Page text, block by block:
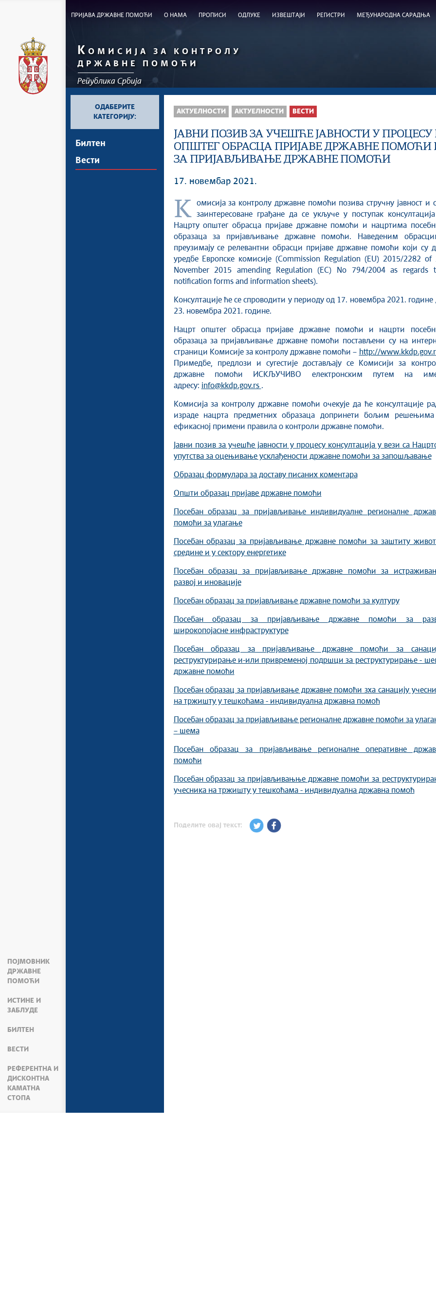
ПОЈМОВНИК
ДРЖАВНЕ
ПОМОЋИ
ИСТИНЕ И
ЗАБЛУДЕ
БИЛТЕН
ВЕСТИ
РЕФЕРЕНТНА И
ДИСКОНТНА
КАМАТНА
СТОПА
ПРИЈАВА ДРЖАВНЕ ПОМОЋИ О НАМА ПРОПИСИ ОДЛУКЕ ИЗВЕШТАЈИ РЕГИСТРИ МЕЂУНАРОДНА САРАДЊА
К ОМИСИЈА ЗА КОНТРОЛУ
ДРЖАВНЕ ПОМОЋИ
Република Србија
ОДАБЕРИТЕ
КАТЕГОРИЈУ:
Билтен
Вести
АКТУЕЛНОСТИ AКТУЕЛНОСТИ ВЕСТИ
ЈАВНИ ПОЗИВ ЗА УЧЕШЋЕ ЈАВНОСТИ У
ОПШТЕГ ОБРАСЦА ПРИЈАВЕ ДРЖАВНЕ
ЗА ПРИЈАВЉИВАЊЕ ДРЖАВНЕ ПОМОЋИ
17. новембар 2021.
Комисија за контролу државне помоћи позива стручну јавност и све
заинтересоване грађане да се укључе у поступак
Нацрту општег обрасца пријаве државне помоћи и нацртима
образаца за пријављивање државне помоћи. Наведеним
преузимају се релевантни обрасци пријаве државне помоћи који су
уредбе Европске комисије (Commission Regulation (EU) 2015/2282 of
November 2015 amending Regulation (EC) No 794/2004 as regards
notification forms and information sheets).
Консултације ће се спроводити у периоду од 17. новембра 2021. године
23. новембра 2021. године.
Нацрт општег обрасца пријаве државне помоћи и нацрти
образаца за пријављивање државне помоћи постављени су на
страници Комисије за контролу државне помоћи – http://
Примедбе, предлози и сугестије достављају се Комисији за
државне помоћи ИСКЉУЧИВО електронским путем на
адресу: info@kkdp.gov.rs .
Комисија за контролу државне помоћи очекује да ће консултације
израде нацрта предметних образаца допринети бољим
ефикасној примени правила о контроли државне помоћи.
Јавни позив за учешће јавности у процесу консултација у вези са
упутства за оцењивање усклађености државне помоћи за запошљавање
Образац формулара за доставу писаних коментара
Општи образац пријаве државне помоћи
Посебан образац за пријављивање индивидуалне регионалне
помоћи за улагање
Посебан образац за пријављивање државне помоћи за заштиту
средине и у сектору енергетике
Посебан образац за пријављивање државне помоћи за
развој и иновације
Посебан образац за пријављивање државне помоћи за културу
Посебан образац за пријављивање државне помоћи за
широкопојасне инфраструктуре
Посебан образац за пријављивање државне помоћи за
реструктурирање и-или привременој подршци за реструктурирање -
државне помоћи
Посебан образац за пријављивање државне помоћи зха санацију
на тржишту у тешкоћама - индивидуална државна помоћ
Посебан образац за пријављивање регионалне државне помоћи за
– шема
Посебан образац за пријављивање регионалне оперативне
помоћи
Посебан образац за пријављивањње државне помоћи за
учесника на тржишту у тешкоћама - индивидуална државна помоћ
Поделите овај текст: